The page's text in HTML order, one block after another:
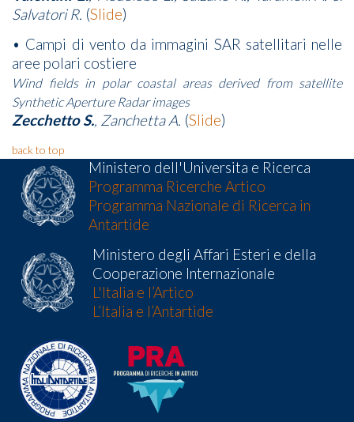
Salvatori R. (Slide)
• Campi di vento da immagini SAR satellitari nelle
aree polari costiere
Wind fields in polar coastal areas derived from satellite
Synthetic Aperture Radar images
Zecchetto S., Zanchetta A. (Slide)
back to top
Ministero dell'Universita e Ricerca
Programma Ricerche Artico
Programma Nazionale di Ricerca in
Antartide
Ministero degli Affari Esteri e della
Cooperazione Internazionale
L'Italia e l’Artico
L’Italia e l’Antartide